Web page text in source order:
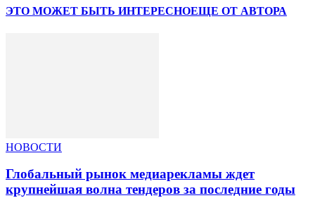
ЭТО МОЖЕТ БЫТЬ ИНТЕРЕСНОЕЩЕ ОТ АВТОРА
НОВОСТИ
Глобальный рынок медиарекламы ждет
крупнейшая волна тендеров за последние годы